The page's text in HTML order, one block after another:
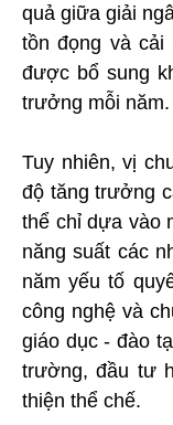
quả giữa giải
tồn đọng và cải
được bổ sung
trưởng mỗi năm.
Tuy nhiên, vị
độ tăng trưởng
thể chỉ dựa vào
năng suất các
năm yếu tố
công nghệ và
giáo dục - đào
trường, đầu tư
thiện thể chế.